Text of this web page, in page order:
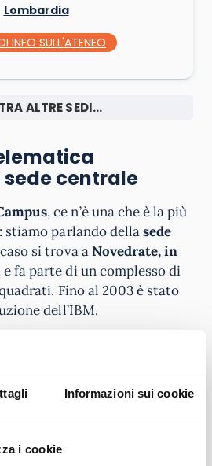
Informazioni sui cookie
i cookie
Lombardia
INFO SULL'ATENEO
ALTRE SEDI...
sede centrale
, ce n’è una che è la più
parlando dellasede
si trova aNovedrate, in
e fa parte di un complesso di
Fino al 2003 è stato
dell’IBM.
proprio
Casanacon una
metri quadrati di cui
alle segreterie per avere